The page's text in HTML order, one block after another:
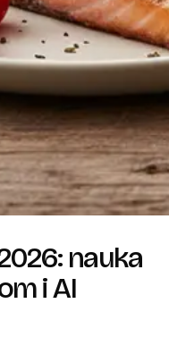
nauka
i AI